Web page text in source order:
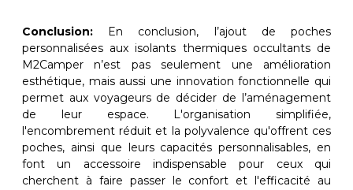
Conclusion: En conclusion, l’ajout de poches
personnalisées aux isolants thermiques occultants de
M2Camper n’est pas seulement une amélioration
esthétique, mais aussi une innovation fonctionnelle qui
permet aux voyageurs de décider de l’aménagement
de leur espace. L'organisation simplifiée,
l'encombrement réduit et la polyvalence qu'offrent ces
poches, ainsi que leurs capacités personnalisables, en
font un accessoire indispensable pour ceux qui
cherchent à faire passer le confort et l'efficacité au